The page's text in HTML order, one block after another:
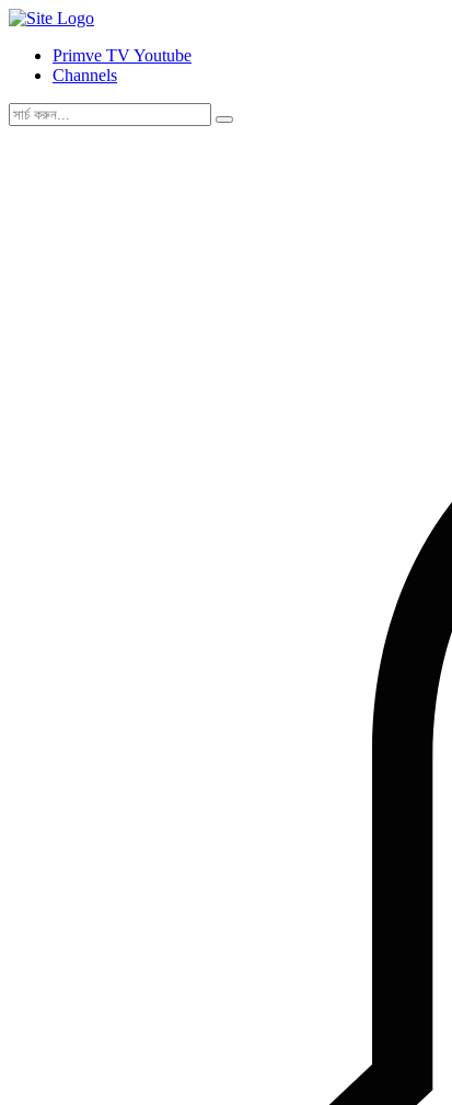
Primve TV Youtube
Channels